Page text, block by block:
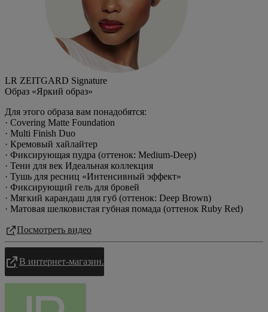
LR ZEITGARD Signature
Образ «Яркий образ»
Для этого образа вам понадобятся:
· Covering Matte Foundation
· Multi Finish Duo
· Кремовый хайлайтер
· Фиксирующая пудра (оттенок: Medium-Deep)
· Тени для век Идеальная коллекция
· Тушь для ресниц «Интенсивный эффект»
· Фиксирующий гель для бровей
· Мягкий карандаш для губ (оттенок: Deep Brown)
· Матовая шелковистая губная помада (оттенок Ruby Red)
Посмотреть видео
В интернет-магазин.